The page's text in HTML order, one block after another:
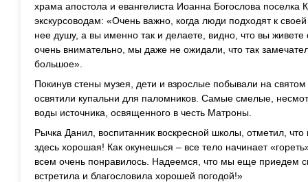
храма апостола и евангелиста Иоанна Богослова поселка
экскурсоводам: «Очень важно, когда люди подходят к
нее душу, а вы именно так и делаете, видно, что вы
очень внимательно, мы даже не ожидали, что так
большое».
Покинув стены музея, дети и взрослые побывали на
освятили купальни для паломников. Самые смелые,
воды источника, освященного в честь Матроны.
Рычка Данил, воспитанник воскресной школы, отметил,
здесь хорошая! Как окунешься – все тело начинает
всем очень понравилось. Надеемся, что мы еще приедем
встретила и благословила хорошей погодой!»